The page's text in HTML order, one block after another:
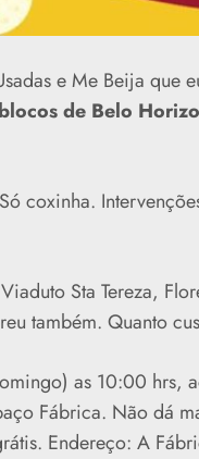
e Me Beija que
blocos de Belo
coxinha.
Sta Tereza,
também. Quanto
as 10:00 hrs,
Fábrica. Não dá
Endereço: A